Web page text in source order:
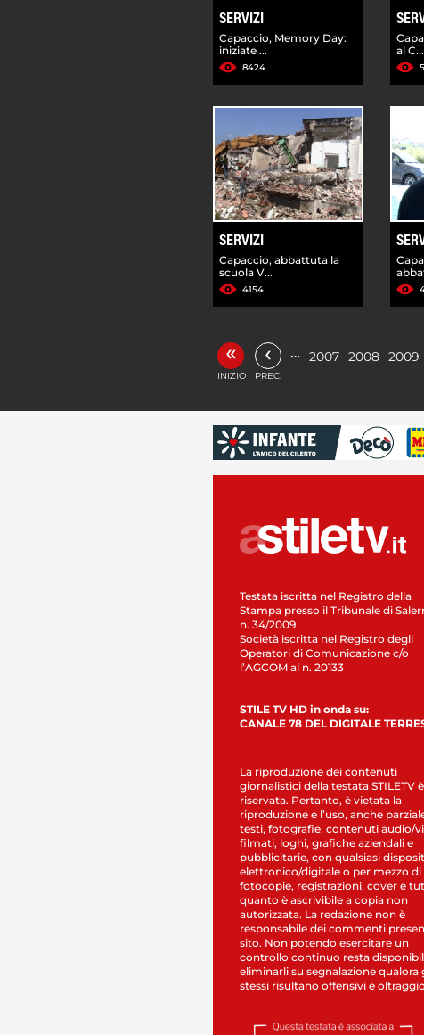
SERVIZI
Capaccio, Memory Day:
iniziate ...
8424
al C...
SERVIZI
Capaccio, abbattuta la
scuola V...
4154
«
INIZIO
‹
PREC.
… 2007 2008 2009
Testata iscritta nel Registro della
Stampa presso il Tribunale di
n. 34/2009
Società iscritta nel Registro degli
Operatori di Comunicazione c/o
l’AGCOM al n. 20133
STILE TV HD in onda su:
CANALE 78 DEL DIGITALE
La riproduzione dei contenuti
giornalistici della testata STILETV è
riservata. Pertanto, è vietata la
riproduzione e l’uso, anche
testi, fotografie, contenuti audio/
filmati, loghi, grafiche aziendali e
pubblicitarie, con qualsiasi
elettronico/digitale o per mezzo di
fotocopie, registrazioni, cover e
quanto è ascrivibile a copia non
autorizzata. La redazione non è
responsabile dei commenti
sito. Non potendo esercitare un
controllo continuo resta
eliminarli su segnalazione qualora
stessi risultano offensivi e